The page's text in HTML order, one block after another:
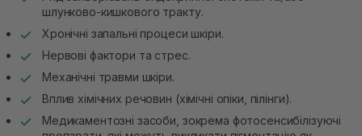
шлунково-кишкового тракту.
Хронічні запальні процеси шкіри.
Нервові фактори та стрес.
Механічні травми шкіри.
Вплив хімічних речовин (хімічні опіки, пілінги).
Медикаментозні засоби, зокрема фотосенсибілізуючі